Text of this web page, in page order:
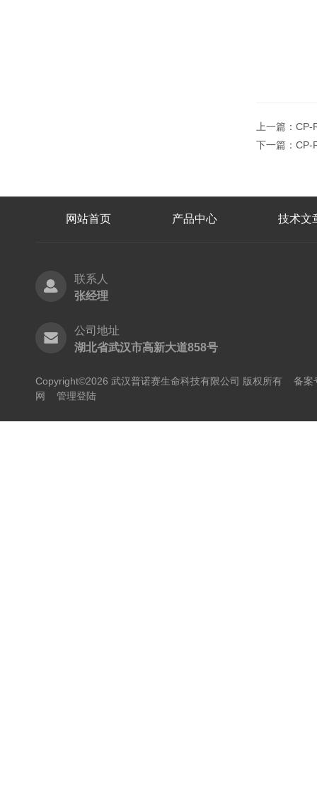
上一篇： CP-
下一篇： CP-
网站首页 产品中心 技术文
联系人
张经理
公司地址
湖北省武汉市高新大道858号
Copyright©2026 武汉普诺赛生命科技有限公司 版权所有 备案
网
管理登陆